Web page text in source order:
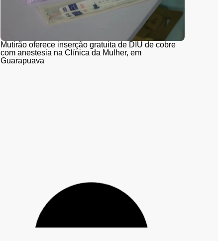
Mutirão oferece inserção gratuita de DIU de cobre
com anestesia na Clínica da Mulher, em
Guarapuava